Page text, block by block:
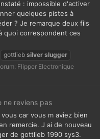
: impossible d'activer
quelques pistes à
? Je remarque deux fils
quoi correspondent ces
gottlieb silver slugger
Flipper Electronique
ne reviens pas
car vous m aviez bien
remercie. J ai de nouveau
de gottlieb 1990 sys3.